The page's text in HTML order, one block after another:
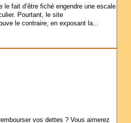
le fait d’être fiché engendre une escale
Pourtant, le site
le contraire, en exposant la...
vos dettes ? Vous aimerez